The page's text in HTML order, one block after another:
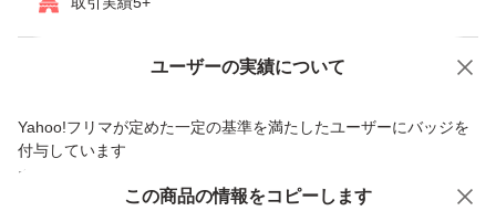
証の手続が必要で、購入時に附属していたプロダクトキー
の印刷がプリンタなどの不具合で印刷が間に合わない場
合、手書きや修正する場合があります。
ユーザーの実績について
Yahoo!フリマが定めた一定の基準を満たしたユーザーにバッジを
付与しています
安心取引出品者
Yahoo!オークションで出品した商品のため一部機能は利用できません
商品への質問からの値下げ交渉、不適切なカテゴリ変更依頼は禁止です
この商品の情報をコピーします
この商品をみている人にオススメ